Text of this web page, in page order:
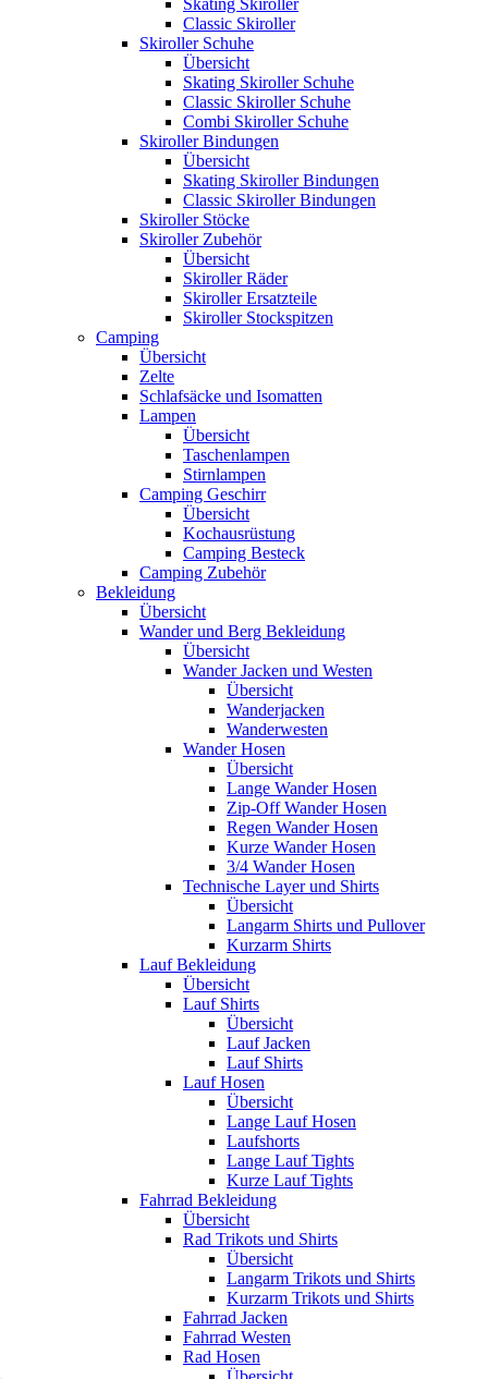
Classic Skiroller
Skiroller Schuhe
Übersicht
Skating Skiroller Schuhe
Classic Skiroller Schuhe
Combi Skiroller Schuhe
Skiroller Bindungen
Übersicht
Skating Skiroller Bindungen
Classic Skiroller Bindungen
Skiroller Stöcke
Skiroller Zubehör
Übersicht
Skiroller Räder
Skiroller Ersatzteile
Skiroller Stockspitzen
Camping
Übersicht
Zelte
Schlafsäcke und Isomatten
Lampen
Übersicht
Taschenlampen
Stirnlampen
Camping Geschirr
Übersicht
Kochausrüstung
Camping Besteck
Camping Zubehör
Bekleidung
Übersicht
Wander und Berg Bekleidung
Übersicht
Wander Jacken und Westen
Übersicht
Wanderjacken
Wanderwesten
Wander Hosen
Übersicht
Lange Wander Hosen
Zip-Off Wander Hosen
Regen Wander Hosen
Kurze Wander Hosen
3/4 Wander Hosen
Technische Layer und Shirts
Übersicht
Langarm Shirts und Pullover
Kurzarm Shirts
Lauf Bekleidung
Übersicht
Lauf Shirts
Übersicht
Lauf Jacken
Lauf Shirts
Lauf Hosen
Übersicht
Lange Lauf Hosen
Laufshorts
Lange Lauf Tights
Kurze Lauf Tights
Fahrrad Bekleidung
Übersicht
Rad Trikots und Shirts
Übersicht
Langarm Trikots und Shirts
Kurzarm Trikots und Shirts
Fahrrad Jacken
Fahrrad Westen
Rad Hosen